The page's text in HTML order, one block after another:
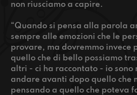
non riusciamo a capire.
“Quando si pensa alla parola
sempre alle emozioni che le
provare, ma dovremmo invece
quello che di bello possiamo
altri - ci ha raccontato - io sono
andare avanti dopo quello che
pensando a quello che poteva